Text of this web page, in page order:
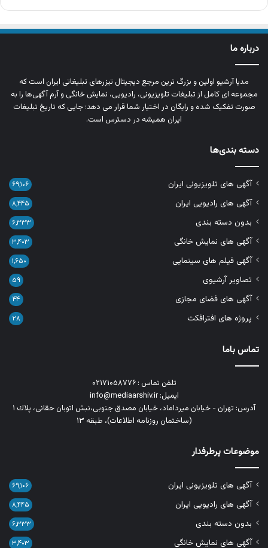
درباره ما
مدیا آرشیو اولین و بزرگ‌ ترین مرجع دیجیتال تیزرهای تبلیغاتی ایران است که
مجموعه‌ ای کامل از تبلیغات تلویزیونی، رادیویی، نمایش خانگی و آرم‌ آگهی‌ها را به‌
صورت تفکیک‌ شده و رایگان در اختیار شما قرار می‌ دهد؛ جایی که تاریخ تبلیغات
ایران همیشه در دسترس است.
دسته بندی‌ها
آگهی های تلویزیونی ایران ۶۹,۱۰۶
آگهی های رادیویی ایران ۸,۴۴۵
بدون دسته بندی ۶,۳۳۳
آگهی های نمایش خانگی ۳,۴۰۳
آگهی فیلم های سینمایی ۱,۶۵۰
تصاویر آرشیوی ۵۹
آگهی های فضای مجازی ۴۴
پروژه های افترافکت ۲۸
تماس باما
تلفن تماس : ۰۲۱۷۱۰۵۸۷۷۶
ایمیل: info@mediaarshiv.ir
آدرس: تهران - خیابان میرداماد، خیابان مصدق جنوبی،نبش اتوبان حقانی، پلاك ١
(ساختمان روزنامه اطلاعات)، طبقه ۱۳
موضوعات پرطرفدار
آگهی های تلویزیونی ایران ۶۹,۱۰۶
آگهی های رادیویی ایران ۸,۴۴۵
بدون دسته بندی ۶,۳۳۳
آگهی های نمایش خانگی ۳,۴۰۳